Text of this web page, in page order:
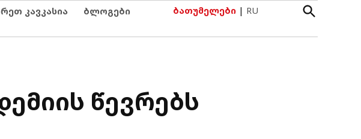
კავკასია ბლოგები ბათუმელები | RU
Open
Search
წევრებს